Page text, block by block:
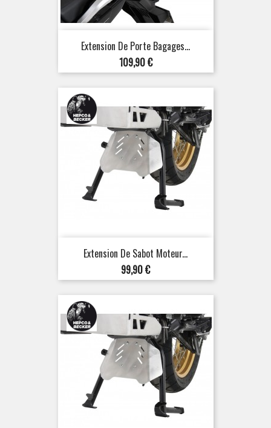
Extension De Porte Bagages...
Prix
109,90 €
Extension De Sabot Moteur...
Prix
99,90 €